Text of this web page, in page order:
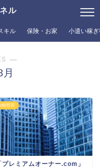
ル
キル 保険・お家 小遣い稼
―
融/投資
プレミアムオーナー.com」